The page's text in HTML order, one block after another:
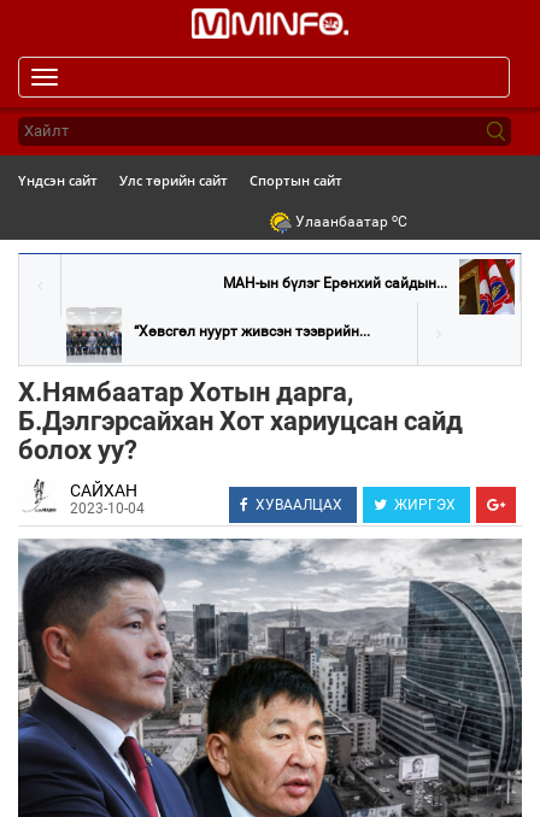
navigation
Үндсэн сайт Улс төрийн сайт Спортын сайт
Улаанбаатар oC
МАН-ын бүлэг Ерөнхий сайдын...
“Хөвсгөл нуурт живсэн тээврийн...
Х.Нямбаатар Хотын дарга,
Б.Дэлгэрсайхан Хот хариуцсан сайд
болох уу?
САЙХАН
2023-10-04 ХУВААЛЦАХ ЖИРГЭХ